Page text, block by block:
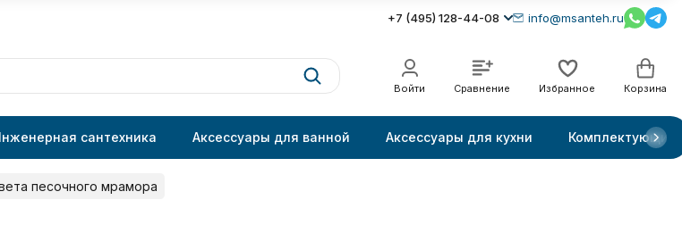
+7 (495) 128-44-08 info@msanteh.ru
Войти Сравнение Избранное Корзина
сантехника Аксессуары для ванной Аксессуары для кухни Комплектующие
песочного мрамора